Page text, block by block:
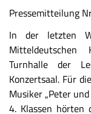
Pressemitteilung
In der letzten
Mitteldeutschen
Turnhalle der
Konzertsaal. Für
Musiker „Peter
4. Klassen hörten